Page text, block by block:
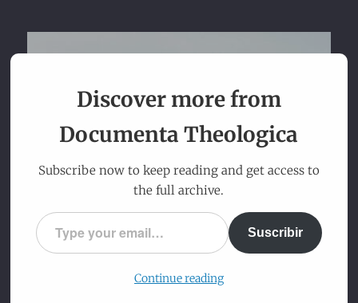
Documenta
Theologica
Traditio, Fides et Ratio inquirenda
Discover more from
Documenta Theologica
Subscribe now to keep reading and get access to
the full archive.
Type your email…
Suscribir
Continue reading